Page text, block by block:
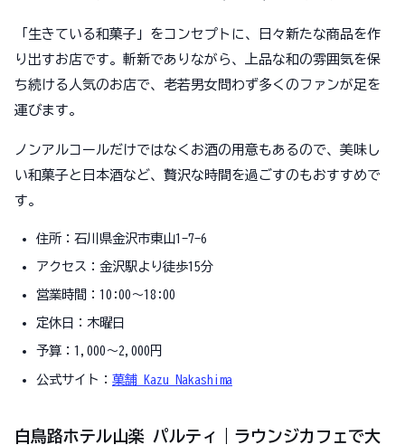
「生きている和菓子」をコンセプトに、日々新たな商品を作
り出すお店です。斬新でありながら、上品な和の雰囲気を保
ち続ける人気のお店で、老若男女問わず多くのファンが足を
運びます。
ノンアルコールだけではなくお酒の用意もあるので、美味し
い和菓子と日本酒など、贅沢な時間を過ごすのもおすすめで
す。
住所：石川県金沢市東山1-7-6
アクセス：金沢駅より徒歩15分
営業時間：10:00～18:00
定休日：木曜日
予算：1,000～2,000円
公式サイト： 菓舗 Kazu Nakashima
白鳥路ホテル山楽 パルティ｜ラウンジカフェで大